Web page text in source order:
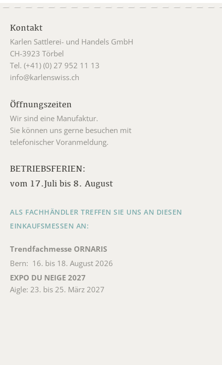
Kontakt
Karlen Sattlerei- und Handels GmbH
CH-3923 Törbel
Tel. (+41) (0) 27 952 11 13
info@karlenswiss.ch
Öffnungszeiten
Wir sind eine Manufaktur.
Sie können uns gerne besuchen mit
telefonischer Voranmeldung.
BETRIEBSFERIEN:
vom 17.Juli bis 8. August
ALS FACHHÄNDLER TREFFEN SIE UNS AN DIESEN
EINKAUFSMESSEN AN:
Trendfachmesse ORNARIS
Bern: 16. bis 18. August 2026
EXPO DU NEIGE 2027
Aigle: 23. bis 25. März 2027